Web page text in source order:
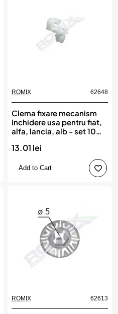
ROMIX 62648
Clema fixare mecanism
inchidere usa pentru fiat,
alfa, lancia, alb - set 10
13.01 lei
Add to Cart
ROMIX 62613